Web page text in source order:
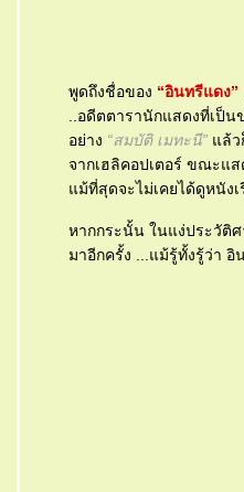
พูดถึงชื่อของ “อินทรีแดง”
..อดีตตารานักแสดงที่เป็
อย่าง “สมบัติ เมทะนี” ล้วก็
จากเฮลิคอปเตอร์ ขณะแ
ม้ที่สุดจะไม่เคยได้ดูหนังเ
หากกระนั้น ในแง่ประวัติศ
มาอีกครั้ง ...แม้รู้ทั้งรู้ว่า